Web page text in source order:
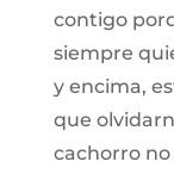
contigo
siempre
y encima,
que
cachorro